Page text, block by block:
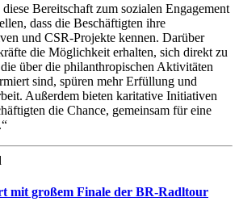
Bereitschaft zum sozialen Engagement
dass die Beschäftigten ihre
und CSR-Projekte kennen. Darüber
die Möglichkeit erhalten, sich direkt zu
über die philanthropischen Aktivitäten
sind, spüren mehr Erfüllung und
Außerdem bieten karitative Initiativen
die Chance, gemeinsam für eine
mit großem Finale der BR-Radltour